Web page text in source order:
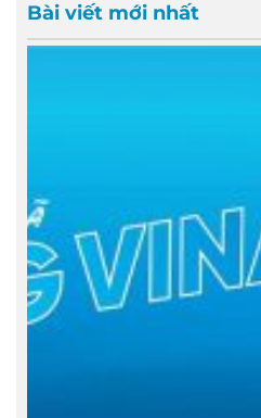
Bài viết mới nhất